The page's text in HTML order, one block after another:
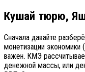
Кушай тюрю,
Сначала давайте
монетизации
важен. КМЭ
денежной массы, или